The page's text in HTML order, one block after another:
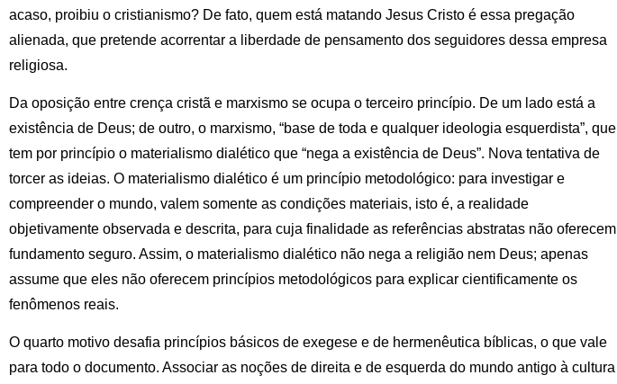
acaso, proibiu o cristianismo? De fato, quem está matando Jesus Cristo é essa pregação
alienada, que pretende acorrentar a liberdade de pensamento dos seguidores dessa empresa
religiosa.
Da oposição entre crença cristã e marxismo se ocupa o terceiro princípio. De um lado está a
existência de Deus; de outro, o marxismo, “base de toda e qualquer ideologia esquerdista”, que
tem por princípio o materialismo dialético que “nega a existência de Deus”. Nova tentativa de
torcer as ideias. O materialismo dialético é um princípio metodológico: para investigar e
compreender o mundo, valem somente as condições materiais, isto é, a realidade
objetivamente observada e descrita, para cuja finalidade as referências abstratas não oferecem
fundamento seguro. Assim, o materialismo dialético não nega a religião nem Deus; apenas
assume que eles não oferecem princípios metodológicos para explicar cientificamente os
fenômenos reais.
O quarto motivo desafia princípios básicos de exegese e de hermenêutica bíblicas, o que vale
para todo o documento. Associar as noções de direita e de esquerda do mundo antigo à cultura